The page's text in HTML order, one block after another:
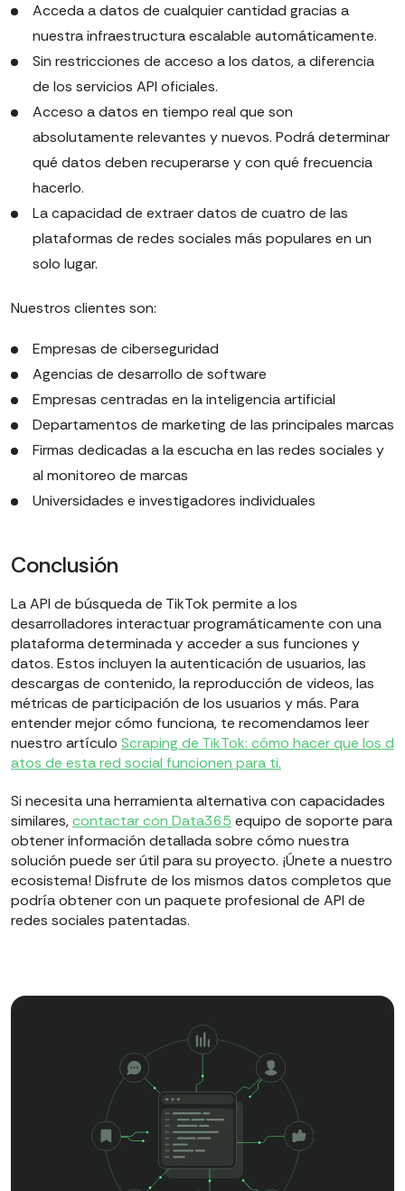
Acceda a datos de cualquier cantidad gracias a
nuestra infraestructura escalable automáticamente.
Sin restricciones de acceso a los datos, a diferencia
de los servicios API oficiales.
Acceso a datos en tiempo real que son
absolutamente relevantes y nuevos. Podrá determinar
qué datos deben recuperarse y con qué frecuencia
hacerlo.
La capacidad de extraer datos de cuatro de las
plataformas de redes sociales más populares en un
solo lugar.
Nuestros clientes son:
Empresas de ciberseguridad
Agencias de desarrollo de software
Empresas centradas en la inteligencia artificial
Departamentos de marketing de las principales marcas
Firmas dedicadas a la escucha en las redes sociales y
al monitoreo de marcas
Universidades e investigadores individuales
Conclusión
La API de búsqueda de TikTok permite a los
desarrolladores interactuar programáticamente con una
plataforma determinada y acceder a sus funciones y
datos. Estos incluyen la autenticación de usuarios, las
descargas de contenido, la reproducción de videos, las
métricas de participación de los usuarios y más. Para
entender mejor cómo funciona, te recomendamos leer
nuestro artículo Scraping de TikTok: cómo hacer que los d
atos de esta red social funcionen para ti.
Si necesita una herramienta alternativa con capacidades
similares,contactar con Data365 equipo de soporte para
obtener información detallada sobre cómo nuestra
solución puede ser útil para su proyecto. ¡Únete a nuestro
ecosistema! Disfrute de los mismos datos completos que
podría obtener con un paquete profesional de API de
redes sociales patentadas.